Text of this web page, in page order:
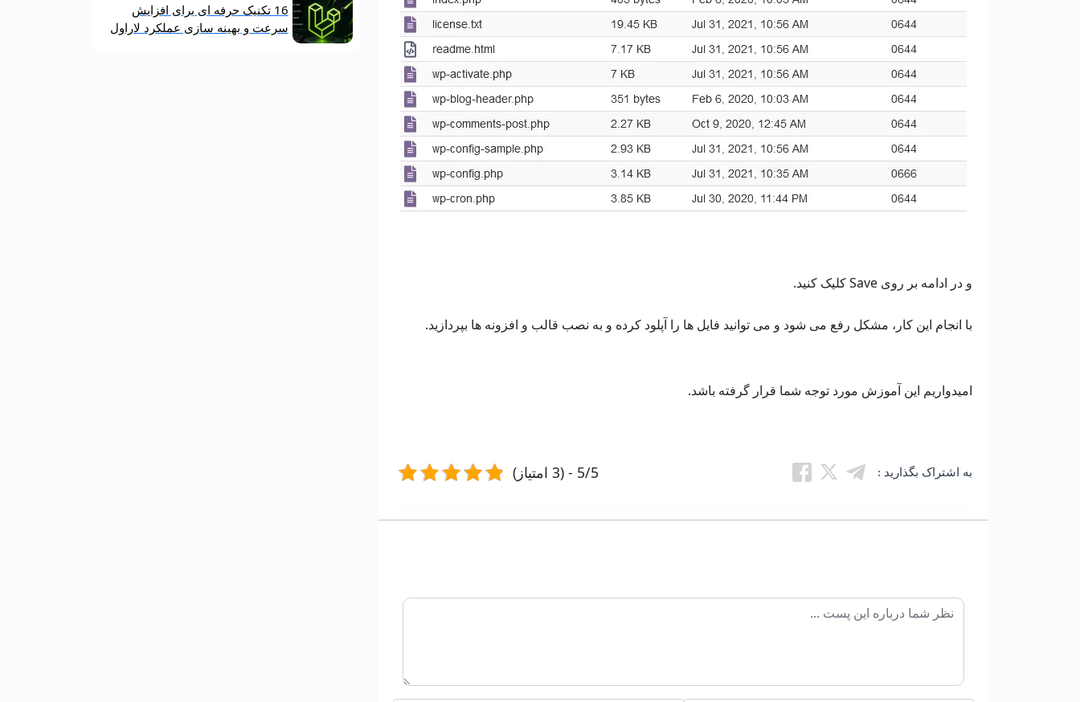
و در ادامه بر روی Save کلیک کنید.
با انجام این کار، مشکل رفع می شود و می توانید فایل ها را آپلود کرده و به نصب قالب و افزونه ها بپردازید.
امیدواریم این آموزش مورد توجه شما قرار گرفته باشد.
5/5 - (3 امتیاز) به اشتراک بگذارید :
16 تکنیک حرفه‌ ای برای افزایش
سرعت و بهینه‌ سازی عملکرد لاراول